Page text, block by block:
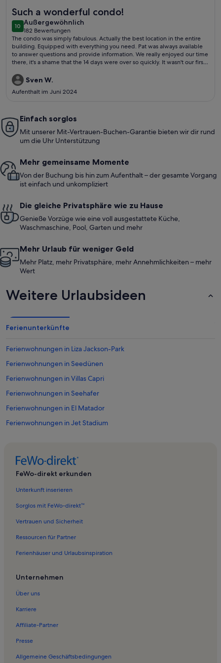
Such a wonderful condo!
1010 von 10
Außergewöhnlich
außergewöhnlich
182 Bewertungen
(182
bewertungen)
The condo was simply fabulous. Actually the best location in the entire
building. Equipped with everything you need. Pat was always available
to answer questions and provide information. We really enjoyed our time
there, it's a shame that the 14 days were over so quickly. It wasn't our first
have the opportunity to rent this great apartment again in the future.
Thanks! Corinna and Sven
Sven W.
Aufenthalt im Juni 2024
Einfach sorglos
Mit unserer Mit-Vertrauen-Buchen-Garantie bieten wir dir rund
um die Uhr Unterstützung
Mehr gemeinsame Momente
Von der Buchung bis hin zum Aufenthalt – der gesamte Vorgang
ist einfach und unkompliziert
Die gleiche Privatsphäre wie zu Hause
Genieße Vorzüge wie eine voll ausgestattete Küche,
Waschmaschine, Pool, Garten und mehr
Mehr Urlaub für weniger Geld
Mehr Platz, mehr Privatsphäre, mehr Annehmlichkeiten – mehr
Wert
Weitere Urlaubsideen
Ferienunterkünfte
Ferienwohnungen in Liza Jackson-Park
Ferienwohnungen in Seedünen
Ferienwohnungen in Villas Capri
Ferienwohnungen in Seehafer
Ferienwohnungen in El Matador
Ferienwohnungen in Jet Stadium
Ferienwohnungen in Nautilus
Ferienwohnungen in Fort Walton Beach
Ferienwohnungen in Pelikaninsel
Ferienwohnungen in Tropische Insel
Ferienwohnungen in Okaloosa Island Beach
Ferienwohnungen in Veranda
FeWo-direkt erkunden
Unterkunft inserieren
Sorglos mit FeWo-direkt™
Vertrauen und Sicherheit
Ressourcen für Partner
Ferienhäuser und Urlaubsinspiration
Unternehmen
Über uns
Karriere
Affiliate-Partner
Presse
Allgemeine Geschäftsbedingungen